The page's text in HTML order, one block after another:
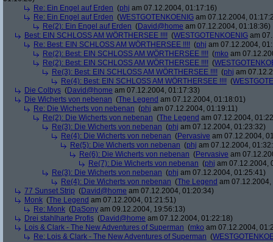
Re: Ein Engel auf Erden (phj am 07.12.2004, 01:17:16)
Re: Ein Engel auf Erden (WESTGOTENKOENIG am 07.12.2004,
Re(2): Ein Engel auf Erden (David@home am 07.12.2004, 01:18:36)
Best: EIN SCHLOSS AM WÖRTHERSEE !!!! (WESTGOTENKOENIG am
Re: Best: EIN SCHLOSS AM WÖRTHERSEE !!!! (phj am 07.12.2004,
Re(2): Best: EIN SCHLOSS AM WÖRTHERSEE !!!! (mko am
Re(2): Best: EIN SCHLOSS AM WÖRTHERSEE !!!! (
Re(3): Best: EIN SCHLOSS AM WÖRTHERSEE !!!! (phj am
Re(4): Best: EIN SCHLOSS AM WÖRTHERSEE !!!! (
Die Colbys (David@home am 07.12.2004, 01:17:33)
Die Wicherts von nebenan (The Legend am 07.12.2004, 01:18:01)
Re: Die Wicherts von nebenan (phj am 07.12.2004, 01:19:11)
Re(2): Die Wicherts von nebenan (The Legend am 07.12.2004,
Re(3): Die Wicherts von nebenan (phj am 07.12.2004, 01:23:32)
Re(4): Die Wicherts von nebenan (Pervasive am 07.12.2004,
Re(5): Die Wicherts von nebenan (phj am 07.12.2004,
Re(6): Die Wicherts von nebenan (Pervasive am
Re(7): Die Wicherts von nebenan (phj am 07.12.2004,
Re(3): Die Wicherts von nebenan (phj am 07.12.2004, 01:25:41)
Re(4): Die Wicherts von nebenan (The Legend am
77 Sunset Strip (David@home am 07.12.2004, 01:20:34)
Monk (The Legend am 07.12.2004, 01:21:51)
Re: Monk (DaSony am 09.12.2004, 19:56:13)
Drei stahlharte Profis (David@home am 07.12.2004, 01:22:18)
Lois & Clark - The New Adventures of Superman (mko am 07.12.2004,
Re: Lois & Clark - The New Adventures of Superman (